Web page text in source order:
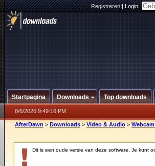
Registreren|Login:
Startpagina Downloads Top downloads
8/6/2026 9:49:16 PM
AfterDawn > Downloads > Video & Audio >
Dit is een oude versie van deze software. Je kunt